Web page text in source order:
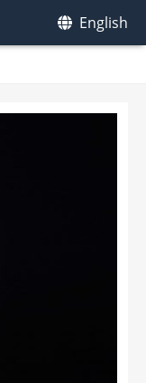
English